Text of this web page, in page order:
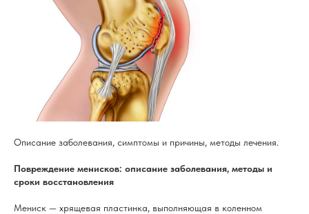
Описание заболевания, симптомы и причины, методы лечения.
Повреждение менисков: описание заболевания, методы и
сроки восстановления
Мениск — хрящевая пластинка, выполняющая в коленном